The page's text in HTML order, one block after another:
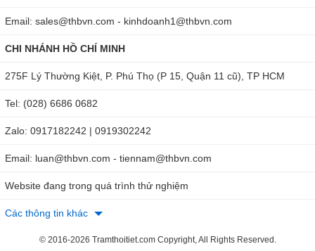
Email: sales@thbvn.com - kinhdoanh1@thbvn.com
CHI NHÁNH HỒ CHÍ MINH
275F Lý Thường Kiệt, P. Phú Thọ (P 15, Quận 11 cũ), TP HCM
Tel: (028) 6686 0682
Zalo: 0917182242 | 0919302242
Email: luan@thbvn.com - tiennam@thbvn.com
Website đang trong quá trình thử nghiệm
Các thông tin khác
© 2016-2026 Tramthoitiet.com Copyright, All Rights Reserved.